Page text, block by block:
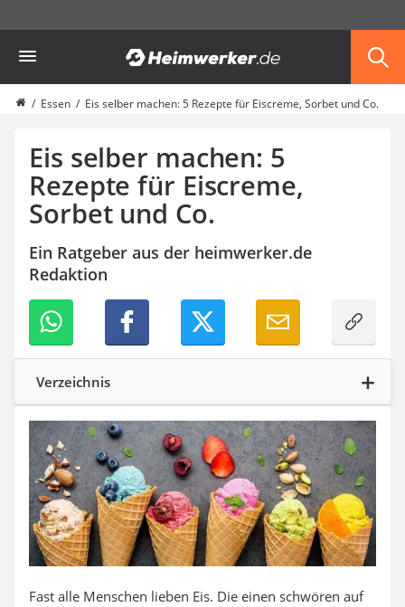
Haushalt & Freizeit
Diascanner
Walkie-Talkie Kinder
Stunt-Scooter
Gusseisen Bräter
Induktionskochfeld
Tischgeschirrspüler
Elektronische Dartscheibe
Wildkamera
Wischmopp
Trinkflasche
Thermokanne
Elektrische Pfeffermühle
Waschsauger
Geflügelschere
Ferngesteuertes Auto
Subwoofer
Beheizbare Handschuhe
Essen Eis selber machen: 5 Rezepte für Eiscreme, Sorbet und Co.
Eis selber machen: 5
Rezepte für Eiscreme,
Sorbet und Co.
Ein Ratgeber aus der heimwerker.de
Redaktion
Verzeichnis
Fast alle Menschen lieben Eis. Die einen schwören auf